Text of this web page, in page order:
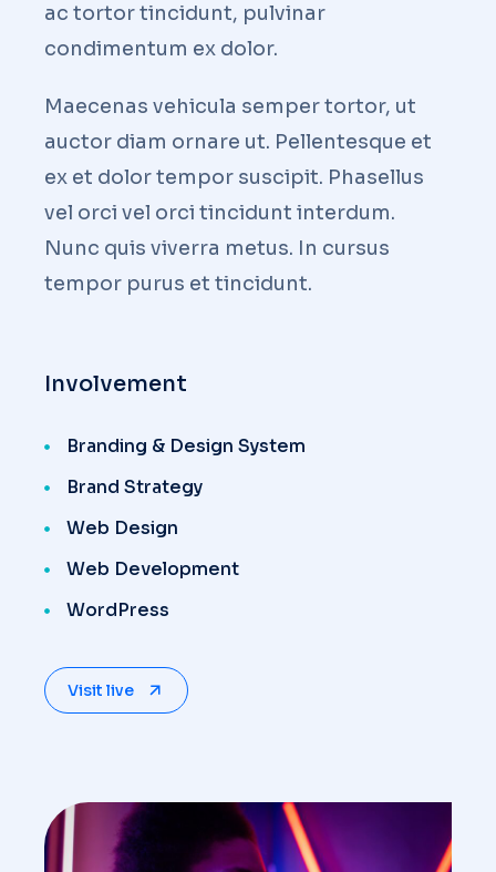
ac tortor tincidunt, pulvinar
condimentum ex dolor.
Maecenas vehicula semper tortor, ut
auctor diam ornare ut. Pellentesque et
ex et dolor tempor suscipit. Phasellus
vel orci vel orci tincidunt interdum.
Nunc quis viverra metus. In cursus
tempor purus et tincidunt.
Involvement
Branding & Design System
Brand Strategy
Web Design
Web Development
WordPress
Visit live